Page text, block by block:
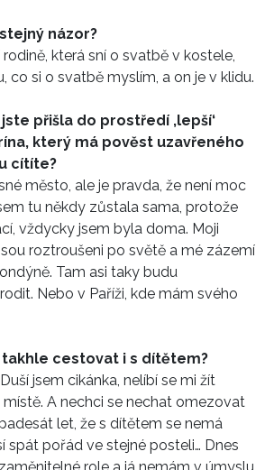
názor?
která sní o svatbě v kostele,
co si o svatbě myslím, a on je v klidu.
přišla do prostředí ,lepší‘
který má pověst uzavřeného
cítíte?
město, ale je pravda, že není moc
tu někdy zůstala sama, protože
vždycky jsem byla doma. Moji
roztroušeni po světě a mé zázemí
Tam asi taky budu
Nebo v Paříži, kde mám svého
cestovat i s dítětem?
jsem cikánka, nelíbí se mi žít
A nechci se nechat omezovat
let, že s dítětem se nemá
spát pořád ve stejné posteli… Dnes
role a já nemám v úmyslu